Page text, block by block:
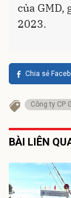
của GMD,
2023.
Chia sẻ
Công ty CP
BÀI LIÊN